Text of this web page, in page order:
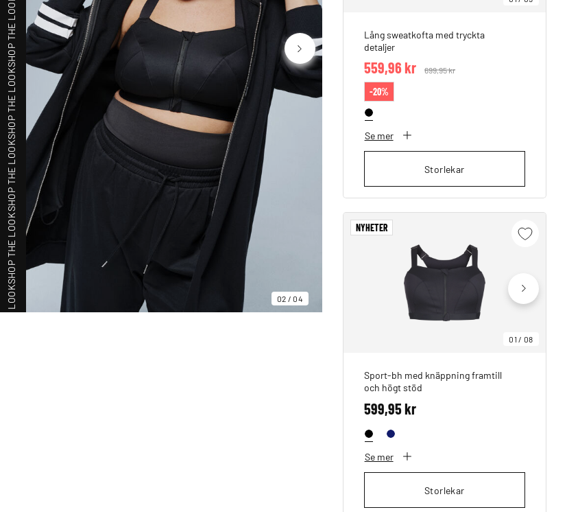
02/04
SHOP THE LOOK
SHOP THE LOOK
SHOP THE LOOK
SHOP THE LOOK
SHOP THE LOOK
Lång sweatkofta med tryckta
detaljer
Price reduced from
699,95 krto
559,96 kr
-20%
Se mer
Storlekar
01/ 08
NYHETER
Sport-bh med knäppning framtill
och högt stöd
599,95 kr
Se mer
Storlekar